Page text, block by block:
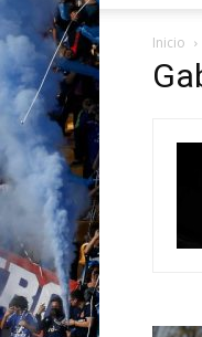
Inicio